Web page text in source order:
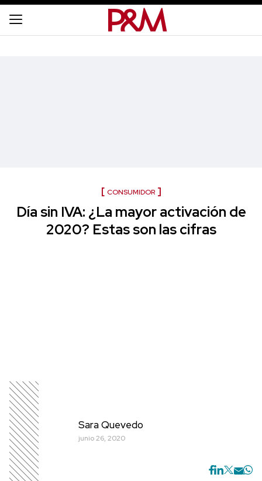
CONSUMIDOR
Día sin IVA: ¿La mayor activación de
2020? Estas son las cifras
Sara Quevedo
junio 26, 2020